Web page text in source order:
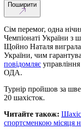
Поширити
Сім перемог, одна
Чемпіонаті України з
Щойно Наталя виграла
України, чим
повідомляє управління
ОДА.
Турнір пройшов за
20 шахісток.
Читайте також:
спортсменкою місяця